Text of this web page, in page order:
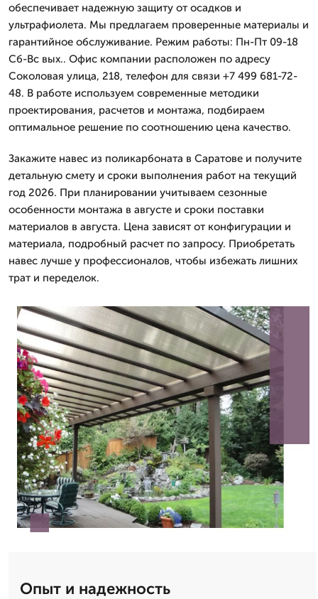
обеспечивает надежную защиту от осадков и
ультрафиолета. Мы предлагаем проверенные материалы и
гарантийное обслуживание. Режим работы: Пн-Пт 09-18
Сб-Вс вых.. Офис компании расположен по адресу
Соколовая улица, 218, телефон для связи +7 499 681-72-
48. В работе используем современные методики
проектирования, расчетов и монтажа, подбираем
оптимальное решение по соотношению цена качество.
Закажите навес из поликарбоната в Саратове и получите
детальную смету и сроки выполнения работ на текущий
год 2026. При планировании учитываем сезонные
особенности монтажа в августе и сроки поставки
материалов в августа. Цена зависят от конфигурации и
материала, подробный расчет по запросу. Приобретать
навес лучше у профессионалов, чтобы избежать лишних
трат и переделок.
Опыт и надежность